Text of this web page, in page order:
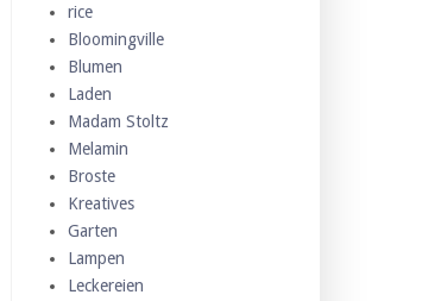
rice
Bloomingville
Blumen
Laden
Madam Stoltz
Melamin
Broste
Kreatives
Garten
Lampen
Leckereien